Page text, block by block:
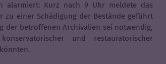
alarmiert: Kurz nach 9 Uhr meldete das
zu einer Schädigung der Bestände geführt
der betroffenen Archivalien sei notwendig,
und restauratorischer